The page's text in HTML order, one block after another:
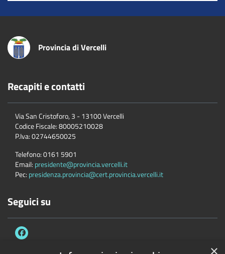
Provincia di Vercelli
Recapiti e contatti
Via San Cristoforo, 3 - 13100 Vercelli
Codice Fiscale:80005210028
P.Iva:02744650025
Telefono:0161 5901
Email: presidente@provincia.vercelli.it
Pec: presidenza.provincia@cert.provincia.vercelli.it
Seguici su